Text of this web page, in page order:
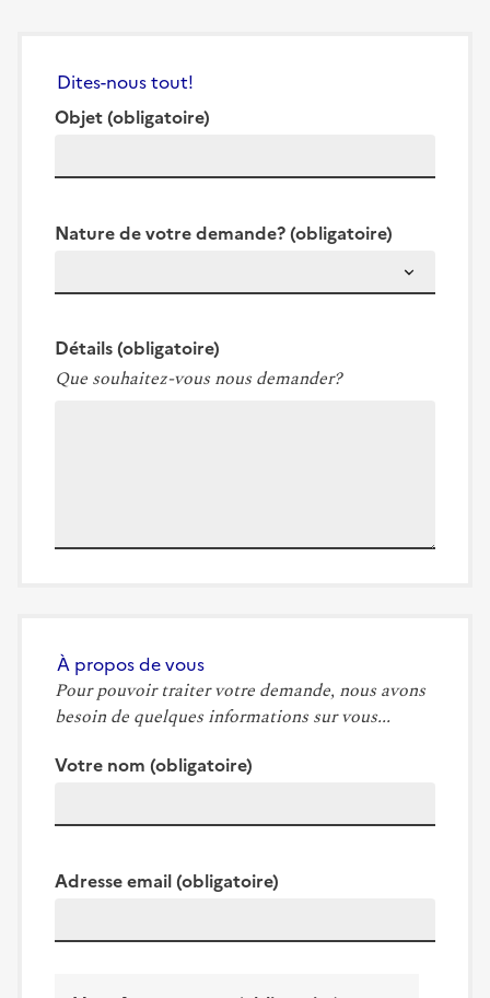
Dites-nous tout!
Objet(obligatoire)
Nature de votre demande?(obligatoire)
Détails(obligatoire)
Que souhaitez-vous nous demander?
À propos de vous
Pour pouvoir traiter votre demande, nous avons
besoin de quelques informations sur vous...
Votre nom (obligatoire)
Adresse email(obligatoire)